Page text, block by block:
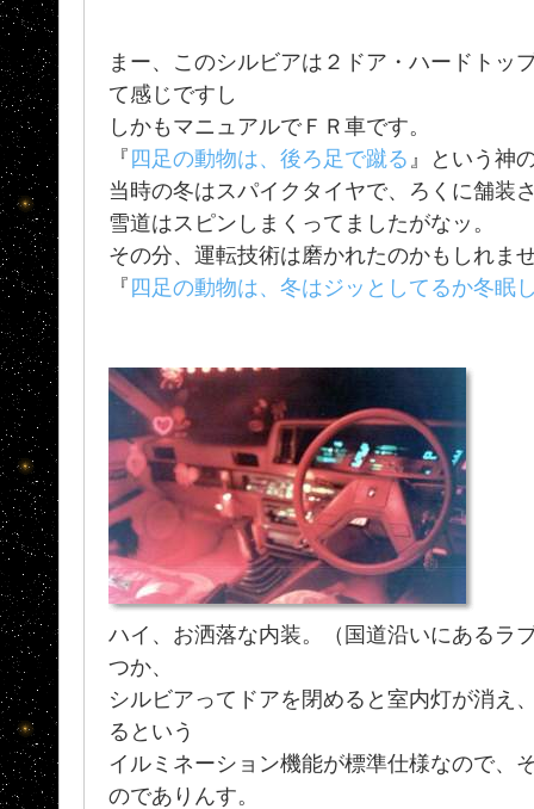
まー、このシルビアは２ドア・ハードトッ
て感じですし
しかもマニュアルでＦＲ車です。
『四足の動物は、後ろ足で蹴る 』という神
当時の冬はスパイクタイヤで、ろくに舗装
雪道はスピンしまくってましたがなッ。
その分、運転技術は磨かれたのかもしれま
『四足の動物は、冬はジッとしてるか冬眠
ハイ、お洒落な内装。（国道沿いにあるラ
つか、
シルビアってドアを閉めると室内灯が消え
るという
イルミネーション機能が標準仕様なので、
のでありんす。